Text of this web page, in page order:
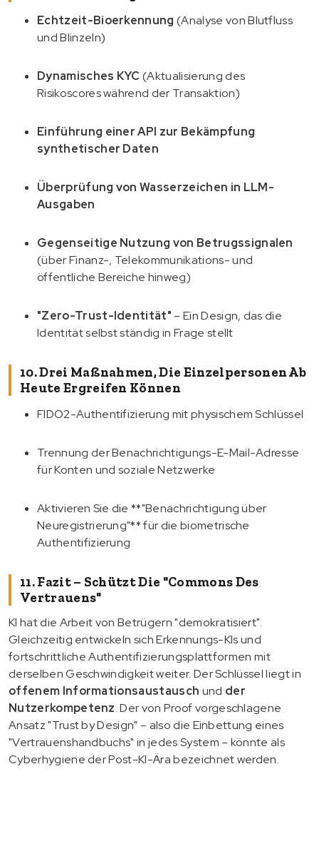
Echtzeit-Bioerkennung (Analyse von Blutfluss
und Blinzeln)
Dynamisches KYC (Aktualisierung des
Risikoscores während der Transaktion)
Einführung einer API zur Bekämpfung
synthetischer Daten
Überprüfung von Wasserzeichen in LLM-
Ausgaben
Gegenseitige Nutzung von Betrugssignalen
(über Finanz-, Telekommunikations- und
öffentliche Bereiche hinweg)
"Zero-Trust-Identität" – Ein Design, das die
Identität selbst ständig in Frage stellt
10. Drei Maßnahmen, Die Einzelpersonen Ab
Heute Ergreifen Können
FIDO2-Authentifizierung mit physischem Schlüssel
Trennung der Benachrichtigungs-E-Mail-Adresse
für Konten und soziale Netzwerke
Aktivieren Sie die **"Benachrichtigung über
Neuregistrierung"** für die biometrische
Authentifizierung
11. Fazit – Schützt Die "Commons Des
Vertrauens"
KI hat die Arbeit von Betrügern "demokratisiert".
Gleichzeitig entwickeln sich Erkennungs-KIs und
fortschrittliche Authentifizierungsplattformen mit
derselben Geschwindigkeit weiter. Der Schlüssel liegt in
offenem Informationsaustausch und der
Nutzerkompetenz. Der von Proof vorgeschlagene
Ansatz "Trust by Design" – also die Einbettung eines
"Vertrauenshandbuchs" in jedes System – könnte als
Cyberhygiene der Post-KI-Ära bezeichnet werden.